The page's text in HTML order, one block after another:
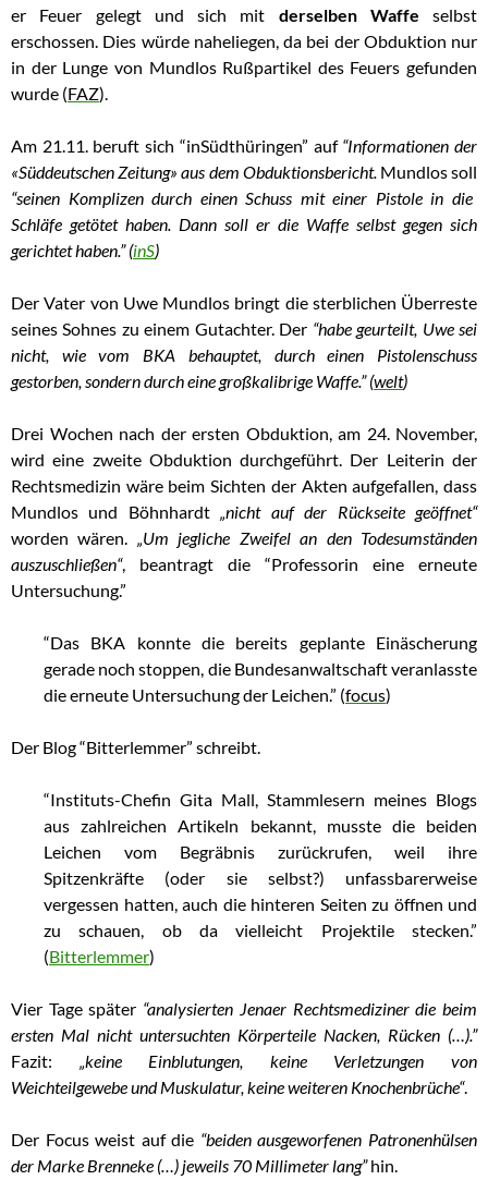
er Feuer gelegt und sich mit derselben Waffe selbst
erschossen. Dies würde naheliegen, da bei der Obduktion nur
in der Lunge von Mundlos Rußpartikel des Feuers gefunden
wurde (FAZ).
Am 21.11. beruft sich “inSüdthüringen” auf “Informationen der
«Süddeutschen Zeitung» aus dem Obduktionsbericht. Mundlos soll
“seinen Komplizen durch einen Schuss mit einer Pistole in die
Schläfe getötet haben. Dann soll er die Waffe selbst gegen sich
gerichtet haben.” (inS)
Der Vater von Uwe Mundlos bringt die sterblichen Überreste
seines Sohnes zu einem Gutachter. Der “habe geurteilt, Uwe sei
nicht, wie vom BKA behauptet, durch einen Pistolenschuss
gestorben, sondern durch eine großkalibrige Waffe.” (welt)
Drei Wochen nach der ersten Obduktion, am 24. November,
wird eine zweite Obduktion durchgeführt. Der Leiterin der
Rechtsmedizin wäre beim Sichten der Akten aufgefallen, dass
Mundlos und Böhnhardt„nicht auf der Rückseite geöffnet“
worden wären. „Um jegliche Zweifel an den Todesumständen
auszuschließen“, beantragt die “Professorin eine erneute
Untersuchung.”
“Das BKA konnte die bereits geplante Einäscherung
gerade noch stoppen, die Bundesanwaltschaft veranlasste
die erneute Untersuchung der Leichen.” (focus)
Der Blog “Bitterlemmer” schreibt.
“Instituts-Chefin Gita Mall, Stammlesern meines Blogs
aus zahlreichen Artikeln bekannt, musste die beiden
Leichen vom Begräbnis zurückrufen, weil ihre
Spitzenkräfte (oder sie selbst?) unfassbarerweise
vergessen hatten, auch die hinteren Seiten zu öffnen und
zu schauen, ob da vielleicht Projektile stecken.”
(Bitterlemmer)
Vier Tage später “analysierten Jenaer Rechtsmediziner die beim
ersten Mal nicht untersuchten Körperteile Nacken, Rücken (…).”
Fazit: „keine Einblutungen, keine Verletzungen von
Weichteilgewebe und Muskulatur, keine weiteren Knochenbrüche“.
Der Focus weist auf die “beiden ausgeworfenen Patronenhülsen
der Marke Brenneke (…) jeweils 70 Millimeter lang”hin.